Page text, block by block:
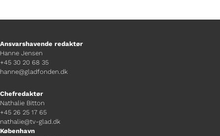
Ansvarshavende redaktør
Hanne Jensen
+45 30 20 68 35
hanne@gladfonden.dk
Chefredaktør
Nathalie Bitton
+45 26 25 17 65
nathalie@tv-glad.dk
København